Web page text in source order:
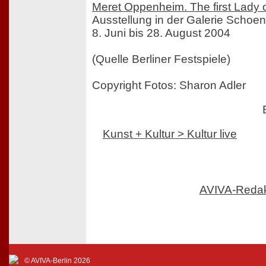
Meret Oppenheim. The first Lady
Ausstellung in der Galerie
8. Juni bis 28. August 2004
(Quelle Berliner Festspiele)
Copyright Fotos: Sharon Adler
Kunst + Kultur > Kultur live
AVIVA-
© AVIVA-Berlin 2026